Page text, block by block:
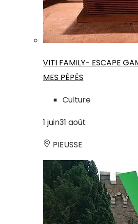
VITI FAMILY- ESCAPE
MES PÉPÉS
Culture
1 juin31 août
PIEUSSE